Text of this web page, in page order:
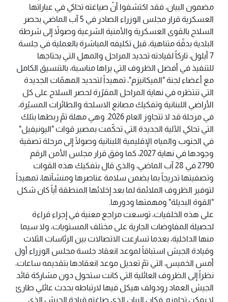
مضمون البيان، فقد اكتشفوا أنّ صياغته تحاكي في عباراتها
العسكرية قرار مجلس الوزراء الصادر في 5 آب الماضي بحصر
السلاح بالقوى العسكرية والأمنية الشرعية وصولاً إلى شرطة
البلدية بدقّة متناهية، قبل تكليفه المباشرة بالعملية في جلسة
7 أيلول، تاركاً لقيادته تحديد المراحل والمهل التي يحتاجها
للتنفيذ في أفضل الظروف التي يراها مناسبة، بالتنسيق الكامل
مع أعضاء لجنة "الميكانيزم"، تمهيداً لتحديد المهمّات الجديدة
التي تنتظره في نهاية المراحل المقرّرة لحصر السلاح على كل
الأراضي اللبنانية وتفكيك مصانع الاسلحة والطائرات المسيّرة،
في مرحلة قد لا تتجاوز العام 2026. وهي مهلة تمّ ربطها بتلك
التي تحاكي الآلية الجديدة التي تحكّمت بمصير قوات "اليونيفيل"
في الجنوب والمياه الإقليمية اللبنانية وصولًا إلى مرحلة تصفية
وجودها في نهاية 2027، كما وفق قرار مجلس الأمن الرقم
2790 في 28 آب الماضي، والذي قال بتفكيك هذه القوات
وتصفيتها تدريجاً بما يضمن سلامة عناصرها ومنشآتها، تمهيداً
لتوفير الظروف الملائمة لما بعد إخلائها المنطقة أياً كان شكل
"القوة البديلة" ومهمتها ودورها.
على هذه الخلفيات، توسعت مراجع معنية في إجراء قراءة
لحصيلة المفاوضات الجارية على مختلف المستويات، ولا سيما
منها الداخلية، بعدما تسارعت الاتصالات بين الرئاسات الثلاث
وقيادة الجيش استباقاً لموعد انعقاد جلسة مجلس الوزراء أول
أمس الخميس، التي تمّ تعديل موعد انعقادها بتقديمه ساعات،
نظراً إلى الظروف العائلية التي كانت ستحول دون مشاركة قائد
الجيش العماد رودولف هيكل فيها لارتباطه بحدث عائلي طارئ
لا يمكن تجاوزه. فكان البيان الذي صاغته قيادة الجيش الذي